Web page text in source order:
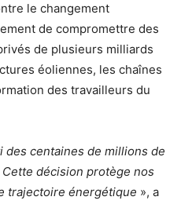
le changement
de compromettre des
de plusieurs milliards
éoliennes, les chaînes
des travailleurs du
des centaines de millions de
Cette décision protège nos
trajectoire énergétique », a